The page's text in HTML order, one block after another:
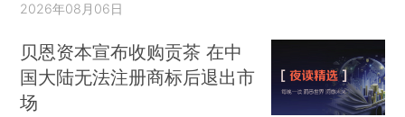
2026年08月06日
贝恩资本宣布收购贡茶 在中
国大陆无法注册商标后退出市
场